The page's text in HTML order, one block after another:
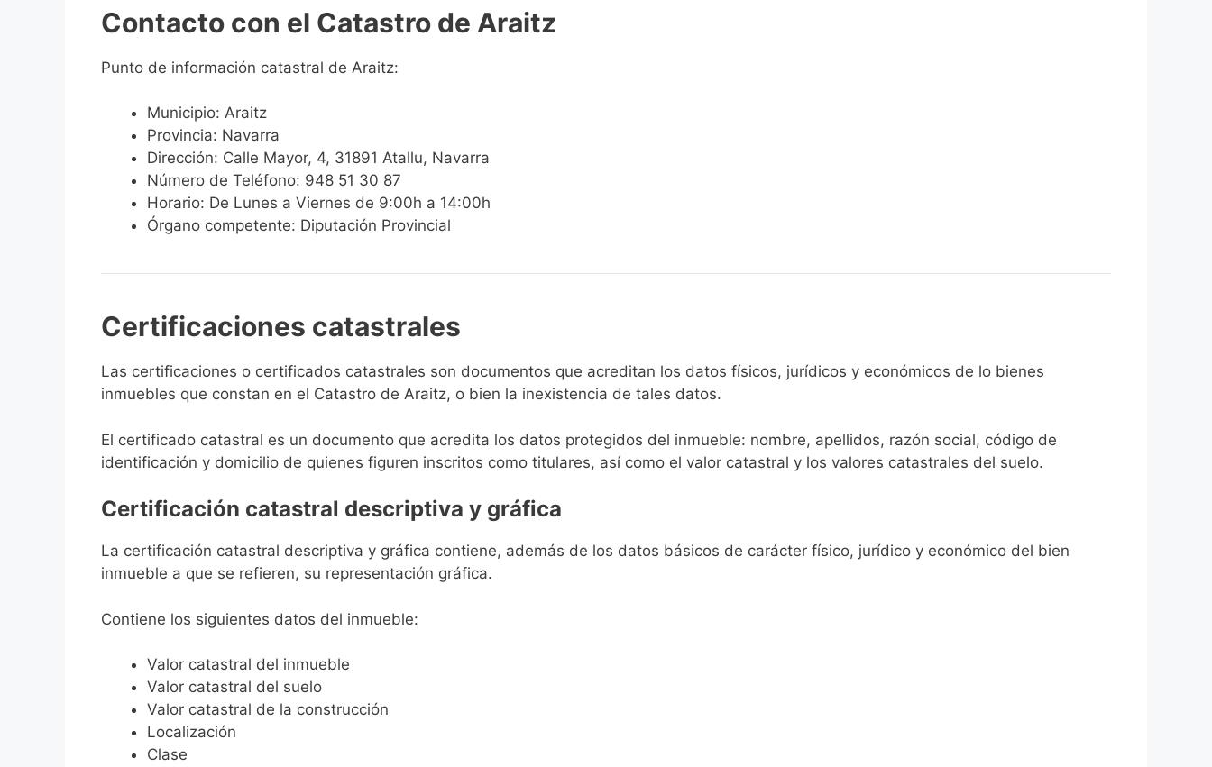
Contacto con el Catastro de Araitz
Punto de información catastral de Araitz:
Municipio: Araitz
Provincia: Navarra
Dirección: Calle Mayor, 4, 31891 Atallu, Navarra
Número de Teléfono: 948 51 30 87
Horario: De Lunes a Viernes de 9:00h a 14:00h
Órgano competente: Diputación Provincial
Certificaciones catastrales
Las certificaciones o certificados catastrales son documentos que acreditan los datos físicos, jurídicos y económicos de lo bienes
inmuebles que constan en el Catastro de Araitz, o bien la inexistencia de tales datos.
El certificado catastral es un documento que acredita los datos protegidos del inmueble: nombre, apellidos, razón social, código de
identificación y domicilio de quienes figuren inscritos como titulares, así como el valor catastral y los valores catastrales del suelo.
Certificación catastral descriptiva y gráfica
La certificación catastral descriptiva y gráfica contiene, además de los datos básicos de carácter físico, jurídico y económico del bien
inmueble a que se refieren, su representación gráfica.
Contiene los siguientes datos del inmueble:
Valor catastral del inmueble
Valor catastral del suelo
Valor catastral de la construcción
Localización
Clase